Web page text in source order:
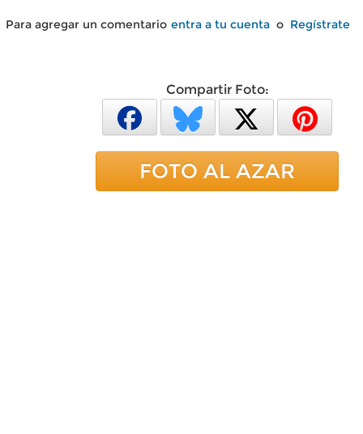
Para agregar un comentario entra a tu cuenta o Regístrate
Compartir Foto:
FOTO AL AZAR